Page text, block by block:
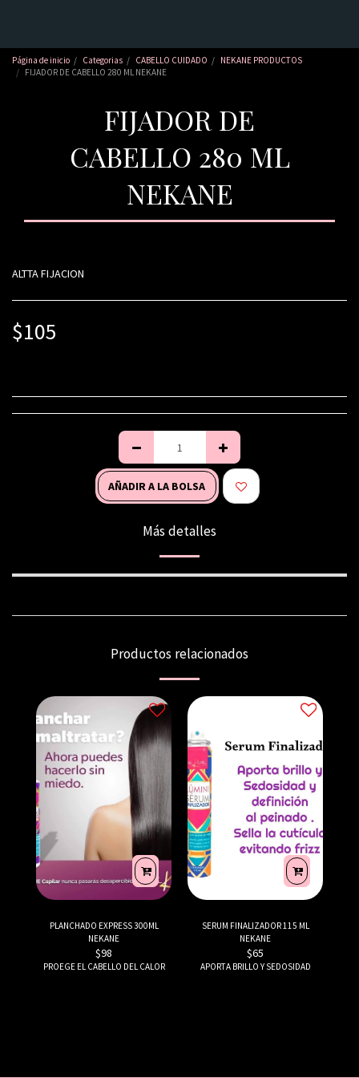
Página de inicio Categorias CABELLO CUIDADO
NEKANE PRODUCTOS
FIJADOR DE CABELLO 280 ML NEKANE
FIJADOR DE
CABELLO 280 ML
NEKANE
ALTTA FIJACION
$105
AÑADIR A LA BOLSA
Más detalles
Productos relacionados
PLANCHADO EXPRESS 300ML
NEKANE
$98
PROEGE EL CABELLO DEL CALOR
SERUM FINALIZADOR 115 ML
NEKANE
$65
APORTA BRILLO Y SEDOSIDAD